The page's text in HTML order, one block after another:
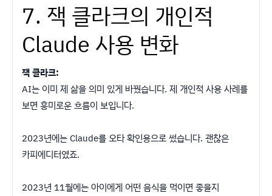
7. 잭 클라크의 개인적
Claude 사용 변화
잭 클라크:
AI는 이미 제 삶을 의미 있게 바꿨습니다. 제 개인적 사용 사례를
보면 흥미로운 흐름이 보입니다.
2023년에는 Claude를 오타 확인용으로 썼습니다. 괜찮은
카피에디터였죠.
2023년 11월에는 아이에게 어떤 음식을 먹이면 좋을지